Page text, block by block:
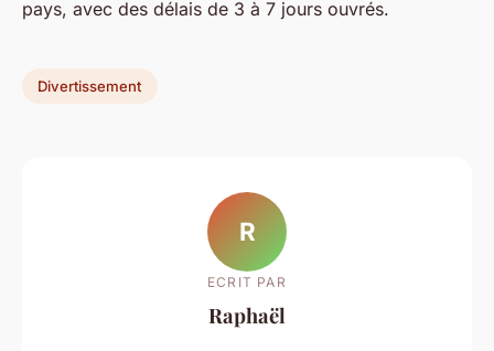
pays, avec des délais de 3 à 7 jours ouvrés.
Divertissement
R
ECRIT PAR
Raphaël